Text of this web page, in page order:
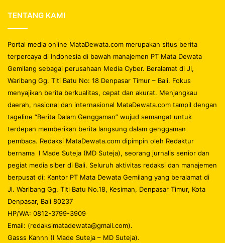
TENTANG KAMI
Portal media online MataDewata.com merupakan situs berita
terpercaya di Indonesia di bawah manajemen PT Mata Dewata
Gemilang sebagai perusahaan Media Cyber. Beralamat di Jl,
Waribang Gg. Titi Batu No: 18 Denpasar Timur – Bali. Fokus
menyajikan berita berkualitas, cepat dan akurat. Menjangkau
daerah, nasional dan internasional MataDewata.com tampil dengan
tageline “Berita Dalam Genggaman” wujud semangat untuk
terdepan memberikan berita langsung dalam genggaman
pembaca. Redaksi MataDewata.com dipimpin oleh Redaktur
bernama I Made Suteja (MD Suteja), seorang jurnalis senior dan
pegiat media siber di Bali. Seluruh aktivitas redaksi dan manajemen
berpusat di: Kantor PT Mata Dewata Gemilang yang beralamat di
Jl. Waribang Gg. Titi Batu No.18, Kesiman, Denpasar Timur, Kota
Denpasar, Bali 80237
HP/WA: 0812-3799-3909
Email: (redaksimatadewata@gmail.com).
Gasss Kannn (I Made Suteja – MD Suteja).